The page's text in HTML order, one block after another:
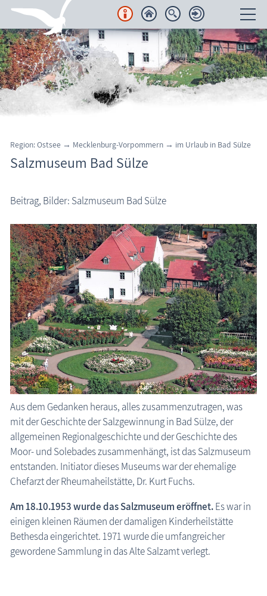
Unterkünfte
Regionales
Urlaubsorte
Karten
Freizeit
Wissenswertes
Veranstaltungen
Blog
Bad Sülze: Salzmuseum
Region: Ostsee → Mecklenburg-Vorpommern → im Urlaub in Bad Sülze
Salzmuseum Bad Sülze
Beitrag, Bilder: Salzmuseum Bad Sülze
Aus dem Gedanken heraus, alles zusammenzutragen, was
mit der Geschichte der Salzgewinnung in Bad Sülze, der
allgemeinen Regionalgeschichte und der Geschichte des
Moor- und Solebades zusammenhängt, ist das Salzmuseum
entstanden. Initiator dieses Museums war der ehemalige
Chefarzt der Rheumaheilstätte, Dr. Kurt Fuchs.
Am 18.10.1953 wurde das Salzmuseum eröffnet.Es war in
einigen kleinen Räumen der damaligen Kinderheilstätte
Bethesda eingerichtet. 1971 wurde die umfangreicher
gewordene Sammlung in das Alte Salzamt verlegt.